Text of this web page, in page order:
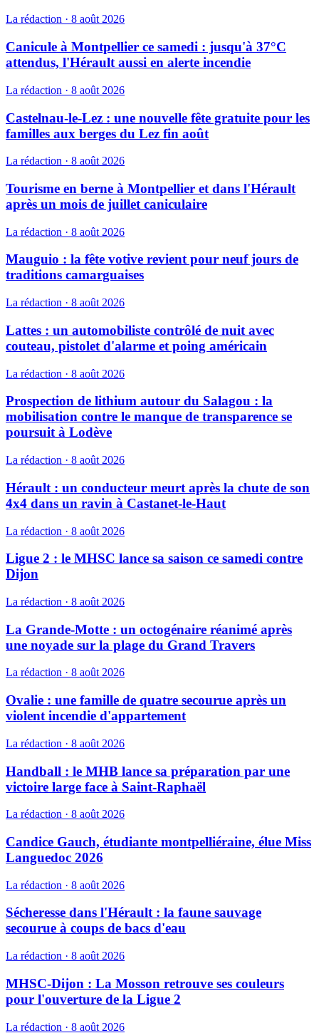
La rédaction · 8 août 2026
Canicule à Montpellier ce samedi : jusqu'à 37°C
attendus, l'Hérault aussi en alerte incendie
La rédaction · 8 août 2026
Castelnau-le-Lez : une nouvelle fête gratuite pour les
familles aux berges du Lez fin août
La rédaction · 8 août 2026
Tourisme en berne à Montpellier et dans l'Hérault
après un mois de juillet caniculaire
La rédaction · 8 août 2026
Mauguio : la fête votive revient pour neuf jours de
traditions camarguaises
La rédaction · 8 août 2026
Lattes : un automobiliste contrôlé de nuit avec
couteau, pistolet d'alarme et poing américain
La rédaction · 8 août 2026
Prospection de lithium autour du Salagou : la
mobilisation contre le manque de transparence se
poursuit à Lodève
La rédaction · 8 août 2026
Hérault : un conducteur meurt après la chute de son
4x4 dans un ravin à Castanet-le-Haut
La rédaction · 8 août 2026
Ligue 2 : le MHSC lance sa saison ce samedi contre
Dijon
La rédaction · 8 août 2026
La Grande-Motte : un octogénaire réanimé après
une noyade sur la plage du Grand Travers
La rédaction · 8 août 2026
Ovalie : une famille de quatre secourue après un
violent incendie d'appartement
La rédaction · 8 août 2026
Handball : le MHB lance sa préparation par une
victoire large face à Saint-Raphaël
La rédaction · 8 août 2026
Candice Gauch, étudiante montpelliéraine, élue Miss
Languedoc 2026
La rédaction · 8 août 2026
Sécheresse dans l'Hérault : la faune sauvage
secourue à coups de bacs d'eau
La rédaction · 8 août 2026
MHSC-Dijon : La Mosson retrouve ses couleurs
pour l'ouverture de la Ligue 2
La rédaction · 8 août 2026